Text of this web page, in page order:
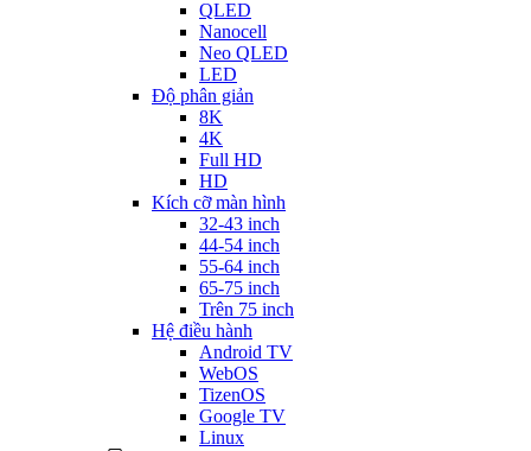
QLED
Nanocell
Neo QLED
LED
Độ phân giản
8K
4K
Full HD
HD
Kích cỡ màn hình
32-43 inch
44-54 inch
55-64 inch
65-75 inch
Trên 75 inch
Hệ điều hành
Android TV
WebOS
TizenOS
Google TV
Linux